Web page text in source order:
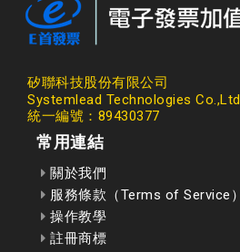
矽聯科技股份有限公司
Systemlead Technologies Co.,Ltd
統一編號：89430377
常用連結
關於我們
服務條款（Terms of Service）
操作教學
註冊商標